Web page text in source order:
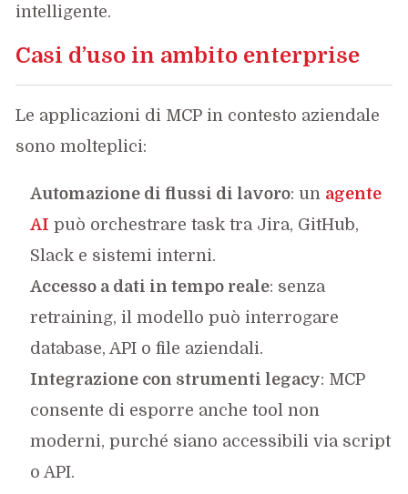
intelligente.
Casi d’uso in ambito enterprise
Le applicazioni di MCP in contesto aziendale
sono molteplici:
Automazione di flussi di lavoro: un agente
AI può orchestrare task tra Jira, GitHub,
Slack e sistemi interni.
Accesso a dati in tempo reale: senza
retraining, il modello può interrogare
database, API o file aziendali.
Integrazione con strumenti legacy: MCP
consente di esporre anche tool non
moderni, purché siano accessibili via script
o API.